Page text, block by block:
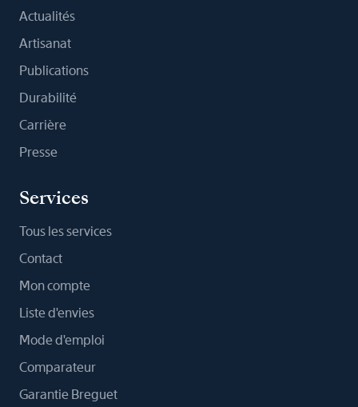
Actualités
Artisanat
Publications
Durabilité
Carrière
Presse
Services
Tous les services
Contact
Mon compte
Liste d'envies
Mode d'emploi
Comparateur
Garantie Breguet